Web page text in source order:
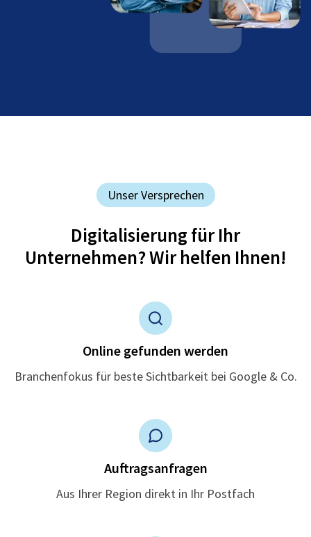
Unser Versprechen
Digitalisierung für Ihr
Unternehmen? Wir helfen Ihnen!
Online gefunden werden
Branchenfokus für beste Sichtbarkeit bei Google & Co.
Auftragsanfragen
Aus Ihrer Region direkt in Ihr Postfach